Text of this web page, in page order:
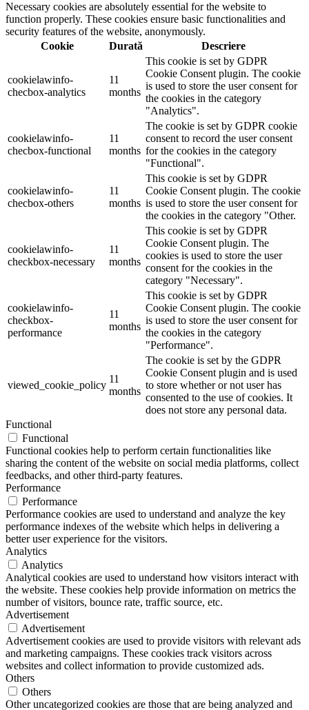
Necessary cookies are absolutely essential for the website to
function properly. These cookies ensure basic functionalities and
security features of the website, anonymously.
Cookie
Durată Descriere
cookielawinfo-
checbox-analytics
11
months
This cookie is set by GDPR
Cookie Consent plugin. The cookie
is used to store the user consent for
the cookies in the category
"Analytics".
cookielawinfo-
checbox-functional
11
months
The cookie is set by GDPR cookie
consent to record the user consent
for the cookies in the category
"Functional".
cookielawinfo-
checbox-others
11
months
This cookie is set by GDPR
Cookie Consent plugin. The cookie
is used to store the user consent for
the cookies in the category "Other.
cookielawinfo-
checkbox-necessary
11
months
This cookie is set by GDPR
Cookie Consent plugin. The
cookies is used to store the user
consent for the cookies in the
category "Necessary".
cookielawinfo-
checkbox-
performance
11
months
This cookie is set by GDPR
Cookie Consent plugin. The cookie
is used to store the user consent for
the cookies in the category
"Performance".
viewed_cookie_policy
11
months
The cookie is set by the GDPR
Cookie Consent plugin and is used
to store whether or not user has
consented to the use of cookies. It
does not store any personal data.
Functional
Functional
Functional cookies help to perform certain functionalities like
sharing the content of the website on social media platforms, collect
feedbacks, and other third-party features.
Performance
Performance
Performance cookies are used to understand and analyze the key
performance indexes of the website which helps in delivering a
better user experience for the visitors.
Analytics
Analytics
Analytical cookies are used to understand how visitors interact with
the website. These cookies help provide information on metrics the
number of visitors, bounce rate, traffic source, etc.
Advertisement
Advertisement
Advertisement cookies are used to provide visitors with relevant ads
and marketing campaigns. These cookies track visitors across
websites and collect information to provide customized ads.
Others
Others
Other uncategorized cookies are those that are being analyzed and